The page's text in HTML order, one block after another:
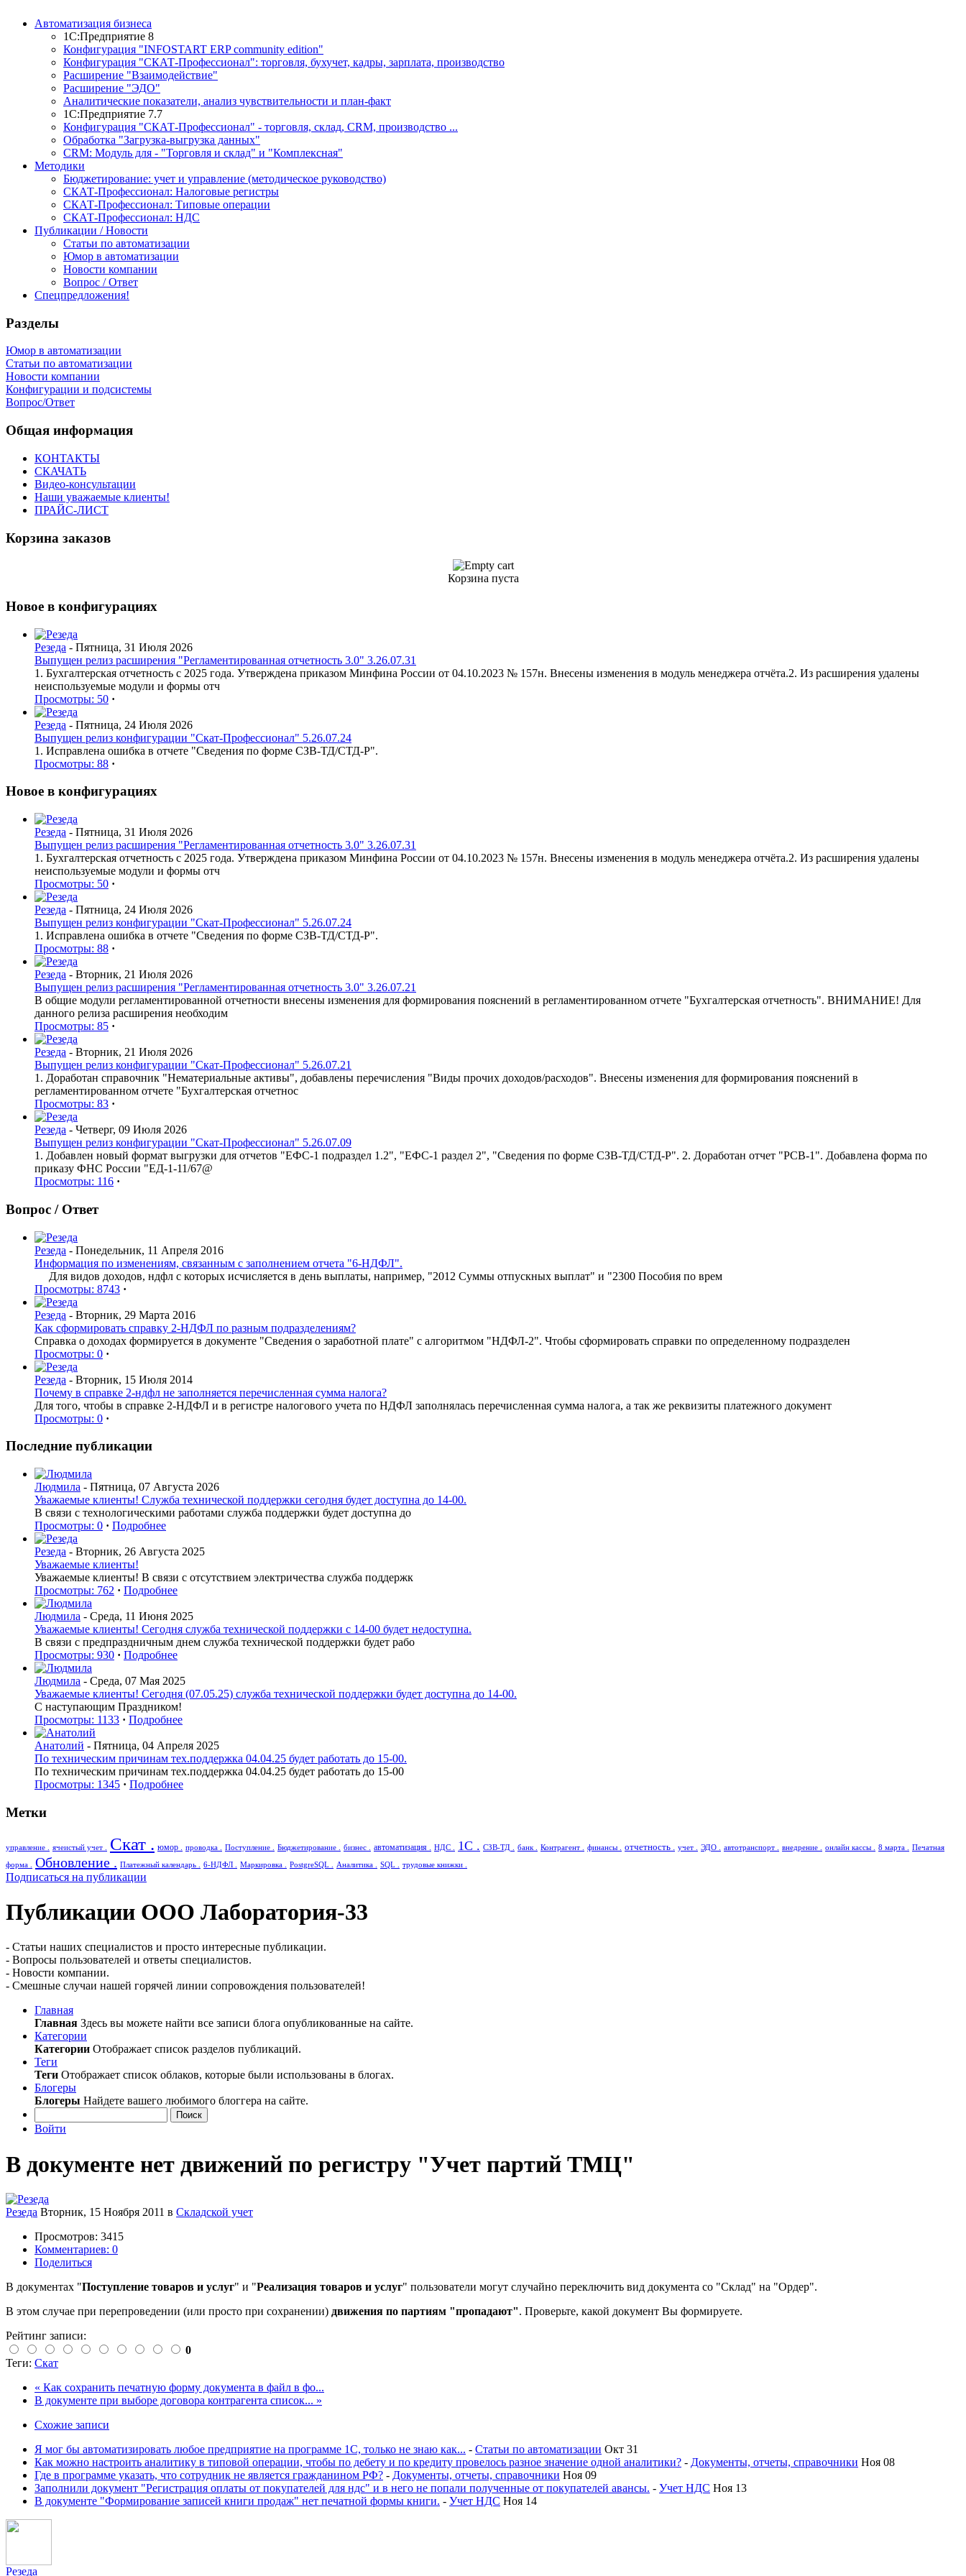
Автоматизация бизнеса
1С:Предприятие 8
Конфигурация "INFOSTART ERP community edition"
Конфигурация "СКАТ-Профессионал": торговля, бухучет, кадры, зарплата, производство
Расширение "Взаимодействие"
Расширение "ЭДО"
Аналитические показатели, анализ чувствительности и план-факт
1С:Предприятие 7.7
Конфигурация "СКАТ-Профессионал" - торговля, склад, CRM, производство ...
Обработка "Загрузка-выгрузка данных"
CRM: Модуль для - "Торговля и склад" и "Комплексная"
Методики
Бюджетирование: учет и управление (методическое руководство)
СКАТ-Профессионал: Налоговые регистры
СКАТ-Профессионал: Типовые операции
СКАТ-Профессионал: НДС
Публикации / Новости
Статьи по автоматизации
Юмор в автоматизации
Новости компании
Вопрос / Ответ
Спецпредложения!
Разделы
Юмор в автоматизации
Статьи по автоматизации
Новости компании
Конфигурации и подсистемы
Вопрос/Ответ
Общая информация
КОНТАКТЫ
СКАЧАТЬ
Видео-консультации
Наши уважаемые клиенты!
ПРАЙС-ЛИСТ
Корзина заказов
Корзина пуста
Новое в конфигурациях
Резеда - Пятница, 31 Июля 2026
Выпущен релиз расширения "Регламентированная отчетность 3.0" 3.26.07.31
1. Бухгалтерская отчетность с 2025 года. Утверждена приказом Минфина России от 04.10.2023 № 157н. Внесены изменения в модуль менеджера отчёта.2. Из расширения удалены
неиспользуемые модули и формы отч
Просмотры: 50 ·
Резеда - Пятница, 24 Июля 2026
Выпущен релиз конфигурации "Скат-Профессионал" 5.26.07.24
1. Исправлена ошибка в отчете "Сведения по форме СЗВ-ТД/СТД-Р".
Просмотры: 88 ·
Новое в конфигурациях
Резеда - Пятница, 31 Июля 2026
Выпущен релиз расширения "Регламентированная отчетность 3.0" 3.26.07.31
1. Бухгалтерская отчетность с 2025 года. Утверждена приказом Минфина России от 04.10.2023 № 157н. Внесены изменения в модуль менеджера отчёта.2. Из расширения удалены
неиспользуемые модули и формы отч
Просмотры: 50 ·
Резеда - Пятница, 24 Июля 2026
Выпущен релиз конфигурации "Скат-Профессионал" 5.26.07.24
1. Исправлена ошибка в отчете "Сведения по форме СЗВ-ТД/СТД-Р".
Просмотры: 88 ·
Резеда - Вторник, 21 Июля 2026
Выпущен релиз расширения "Регламентированная отчетность 3.0" 3.26.07.21
В общие модули регламентированной отчетности внесены изменения для формирования пояснений в регламентированном отчете "Бухгалтерская отчетность". ВНИМАНИЕ! Для
данного релиза расширения необходим
Просмотры: 85 ·
Резеда - Вторник, 21 Июля 2026
Выпущен релиз конфигурации "Скат-Профессионал" 5.26.07.21
1. Доработан справочник "Нематериальные активы", добавлены перечисления "Виды прочих доходов/расходов". Внесены изменения для формирования пояснений в
регламентированном отчете "Бухгалтерская отчетнос
Просмотры: 83 ·
Резеда - Четверг, 09 Июля 2026
Выпущен релиз конфигурации "Скат-Профессионал" 5.26.07.09
1. Добавлен новый формат выгрузки для отчетов "ЕФС-1 подраздел 1.2", "ЕФС-1 раздел 2", "Сведения по форме СЗВ-ТД/СТД-Р". 2. Доработан отчет "РСВ-1". Добавлена форма по
приказу ФНС России "ЕД-1-11/67@
Просмотры: 116 ·
Вопрос / Ответ
Резеда - Понедельник, 11 Апреля 2016
Информация по изменениям, связанным с заполнением отчета "6-НДФЛ".
Для видов доходов, ндфл с которых исчисляется в день выплаты, например, "2012 Суммы отпускных выплат" и "2300 Пособия по врем
Просмотры: 8743 ·
Резеда - Вторник, 29 Марта 2016
Как сформировать справку 2-НДФЛ по разным подразделениям?
Справка о доходах формируется в документе "Сведения о заработной плате" с алгоритмом "НДФЛ-2". Чтобы сформировать справки по определенному подразделен
Просмотры: 0 ·
Резеда - Вторник, 15 Июля 2014
Почему в справке 2-ндфл не заполняется перечисленная сумма налога?
Для того, чтобы в справке 2-НДФЛ и в регистре налогового учета по НДФЛ заполнялась перечисленная сумма налога, а так же реквизиты платежного документ
Просмотры: 0 ·
Последние публикации
Людмила - Пятница, 07 Августа 2026
Уважаемые клиенты! Служба технической поддержки сегодня будет доступна до 14-00.
В связи с технологическими работами служба поддержки будет доступна до
Просмотры: 0 · Подробнее
Резеда - Вторник, 26 Августа 2025
Уважаемые клиенты!
Уважаемые клиенты! В связи с отсутствием электричества служба поддержк
Просмотры: 762 · Подробнее
Людмила - Среда, 11 Июня 2025
Уважаемые клиенты! Сегодня служба технической поддержки с 14-00 будет недоступна.
В связи с предпраздничным днем служба технической поддержки будет рабо
Просмотры: 930 · Подробнее
Людмила - Среда, 07 Мая 2025
Уважаемые клиенты! Сегодня (07.05.25) служба технической поддержки будет доступна до 14-00.
С наступающим Праздником!
Просмотры: 1133 · Подробнее
Анатолий - Пятница, 04 Апреля 2025
По техническим причинам тех.поддержка 04.04.25 будет работать до 15-00.
По техническим причинам тех.поддержка 04.04.25 будет работать до 15-00
Просмотры: 1345 · Подробнее
Метки
управление . ячеистый учет . Скат . юмор . проводка . Поступление . Бюджетирование . бизнес . автоматизация . НДС . 1С . СЗВ-ТД . банк . Контрагент . финансы . отчетность . учет . ЭДО . автотранспорт . внедрение . онлайн кассы . 8 марта .
Печатная
форма .
Обновление . Платежный календарь . 6-НДФЛ . Маркировка . PostgreSQL . Аналитика . SQL . трудовые книжки .
Подписаться на публикации
Публикации ООО Лаборатория-33
- Статьи наших специалистов и просто интересные публикации.
- Вопросы пользователей и ответы специалистов.
- Новости компании.
- Смешные случаи нашей горячей линии сопровождения пользователей!
Главная
Главная Здесь вы можете найти все записи блога опубликованные на сайте.
Категории
Категории Отображает список разделов публикаций.
Теги
Теги Отображает список облаков, которые были использованы в блогах.
Блогеры
Блогеры Найдете вашего любимого блоггера на сайте.
Поиск
Войти
В документе нет движений по регистру "Учет партий ТМЦ"
Резеда Вторник, 15 Ноября 2011 в Складской учет
Просмотров: 3415
Комментариев: 0
Поделиться
В документах "Поступление товаров и услуг" и "Реализация товаров и услуг" пользователи могут случайно переключить вид документа со "Склад" на "Ордер".
В этом случае при перепроведении (или просто при сохранении) движения по партиям "пропадают". Проверьте, какой документ Вы формируете.
Рейтинг записи:
0
Теги: Скат
« Как сохранить печатную форму документа в файл в фо...
В документе при выборе договора контрагента список... »
Схожие записи
Я мог бы автоматизировать любое предприятие на программе 1С, только не знаю как... - Статьи по автоматизации Окт 31
Как можно настроить аналитику в типовой операции, чтобы по дебету и по кредиту провелось разное значение одной аналитики? - Документы, отчеты, справочники Ноя 08
Где в программе указать, что сотрудник не является гражданином РФ? - Документы, отчеты, справочники Ноя 09
Заполнили документ "Регистрация оплаты от покупателей для ндс" и в него не попали полученные от покупателей авансы. - Учет НДС Ноя 13
В документе "Формирование записей книги продаж" нет печатной формы книги. - Учет НДС Ноя 14
Резеда